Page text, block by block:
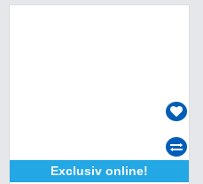
Exclusiv online!